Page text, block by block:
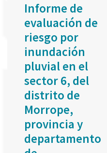
Informe de
evaluación de
riesgo por
inundación
pluvial en el
sector 6, del
distrito de
Morrope,
provincia y
departamento